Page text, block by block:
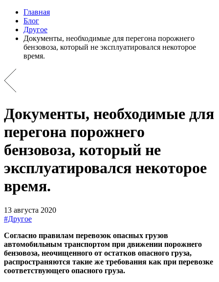
Главная
Блог
Другое
Документы, необходимые для перегона порожнего
бензовоза, который не эксплуатировался некоторое
время.
Документы, необходимые для
перегона порожнего
бензовоза, который не
эксплуатировался некоторое
время.
13 августа 2020
#Другое
Согласно правилам перевозок опасных грузов
автомобильным транспортом при движении порожнего
бензовоза, неочищенного от остатков опасного груза,
распространяются такие же требования как при перевозке
соответствующего опасного груза.